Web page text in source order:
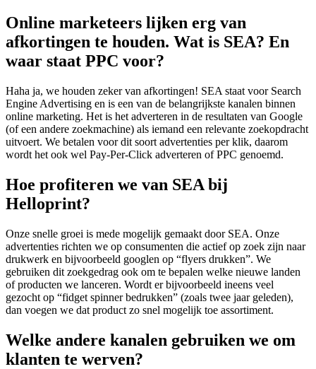
Online marketeers lijken erg van
afkortingen te houden. Wat is SEA? En
waar staat PPC voor?
Haha ja, we houden zeker van afkortingen! SEA staat voor Search
Engine Advertising en is een van de belangrijkste kanalen binnen
online marketing. Het is het adverteren in de resultaten van Google
(of een andere zoekmachine) als iemand een relevante zoekopdracht
uitvoert. We betalen voor dit soort advertenties per klik, daarom
wordt het ook wel Pay-Per-Click adverteren of PPC genoemd.
Hoe profiteren we van SEA bij
Helloprint?
Onze snelle groei is mede mogelijk gemaakt door SEA. Onze
advertenties richten we op consumenten die actief op zoek zijn naar
drukwerk en bijvoorbeeld googlen op “flyers drukken”. We
gebruiken dit zoekgedrag ook om te bepalen welke nieuwe landen
of producten we lanceren. Wordt er bijvoorbeeld ineens veel
gezocht op “fidget spinner bedrukken” (zoals twee jaar geleden),
dan voegen we dat product zo snel mogelijk toe assortiment.
Welke andere kanalen gebruiken we om
klanten te werven?